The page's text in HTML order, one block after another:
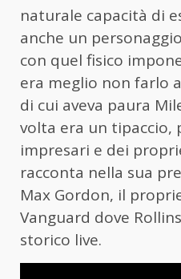
naturale capacità di
anche un
con quel fisico
era meglio non farlo
di cui aveva paura
volta era un tipaccio,
impresari e dei
racconta nella sua
Max Gordon, il
Vanguard dove
storico live.